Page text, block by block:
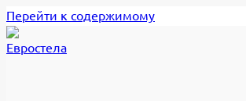
Перейти к содержимому